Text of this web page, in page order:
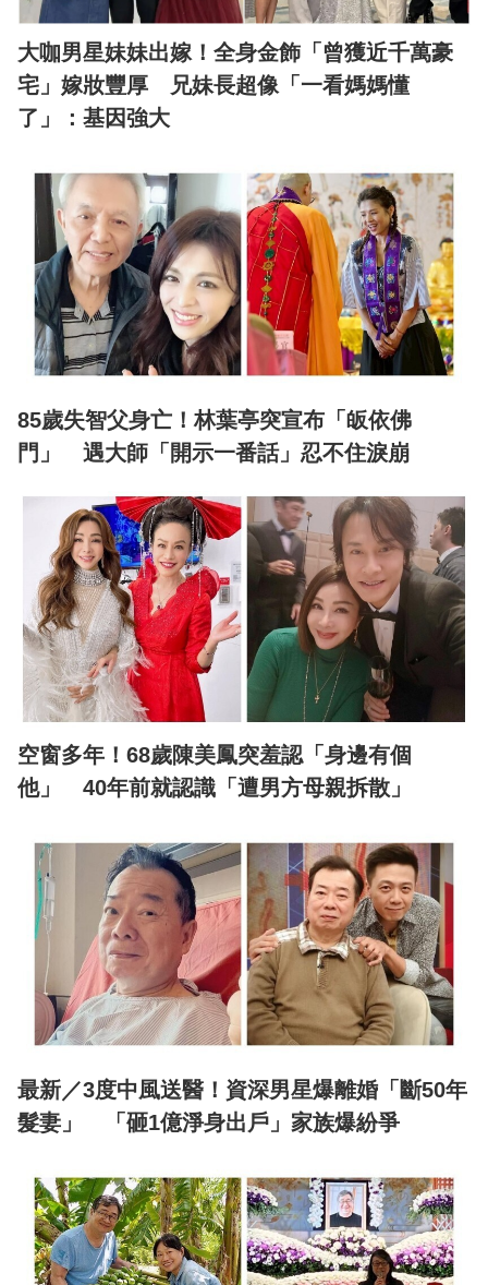
大咖男星妹妹出嫁！全身金飾「曾獲近千萬豪
宅」嫁妝豐厚 兄妹長超像「一看媽媽懂
了」：基因強大
85歲失智父身亡！林葉亭突宣布「皈依佛
門」 遇大師「開示一番話」忍不住淚崩
空窗多年！68歲陳美鳳突羞認「身邊有個
他」 40年前就認識「遭男方母親拆散」
最新／3度中風送醫！資深男星爆離婚「斷50年
髮妻」 「砸1億淨身出戶」家族爆紛爭